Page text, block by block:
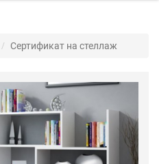
Сертификат на стеллаж